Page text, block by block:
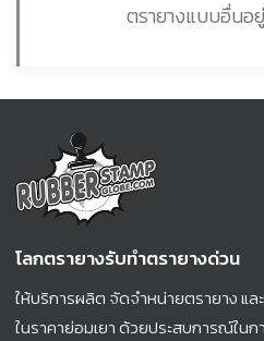
ตรายางแบบอื่นอ
โลกตรายางรับทำตรายางด่วน
ให้บริการผลิต จัดจำหน่ายตรายาง
ในราคาย่อมเยา ด้วยประสบการณ์ใ